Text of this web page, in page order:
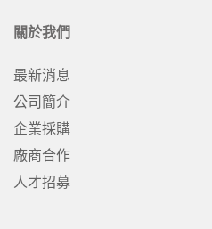
關於我們
最新消息
公司簡介
企業採購
廠商合作
人才招募